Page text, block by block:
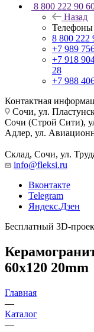
8 800 222 90
Назад
Телефоны
8 800 222
+7 989
+7 918
28
+7 988
Контактная
Сочи, ул.
Сочи (Строй Сити),
Адлер, ул.
Склад, Сочи, ул.
info@fleksi.ru
Вконтакте
Telegram
Яндекс.Дзен
Бесплатный 3D-
60x120 20mm
Главная
—
Каталог
—